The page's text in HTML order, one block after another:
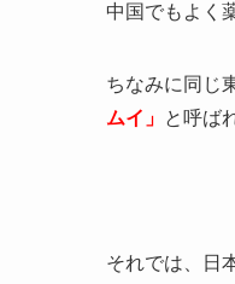
中国でもよく
ちなみに同じ
ムイ」 と呼ば
それでは、日